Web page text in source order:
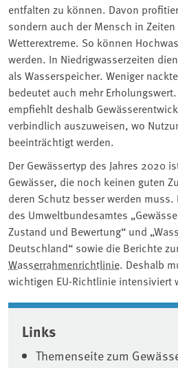
entfalten zu können. Davon
sondern auch der Mensch in
Wetterextreme. So können
werden. In Niedrigwasserzeiten
als Wasserspeicher. Weniger
bedeutet auch mehr
empfiehlt deshalb
verbindlich auszuweisen, wo
beeinträchtigt werden.
Der Gewässertyp des Jahres 2020
Gewässer, die noch keinen guten
deren Schutz besser werden
des Umweltbundesamtes
Zustand und Bewertung“ und
Deutschland“ sowie die Berichte
Wasserrahmenrichtlinie. Deshalb
wichtigen EU-Richtlinie intensiviert
Associated content
Links
Themenseite zum